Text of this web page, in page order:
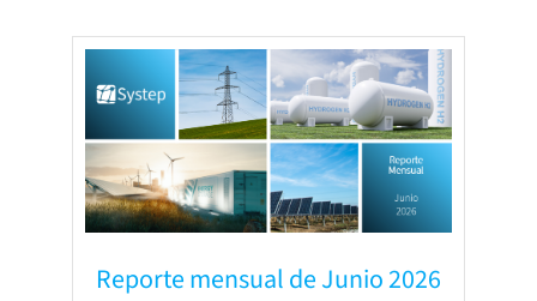
Reporte mensual de Junio 2026